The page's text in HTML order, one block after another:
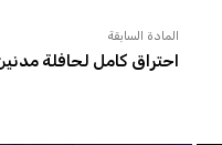
المادة السابقة
احتراق كامل لحافلة